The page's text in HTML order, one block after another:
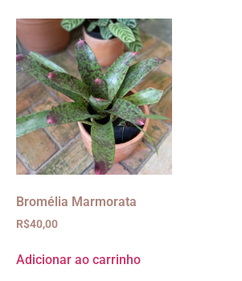
Bromélia Marmorata
R$40,00
Adicionar ao carrinho